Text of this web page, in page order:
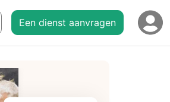
Een dienst aanvragen